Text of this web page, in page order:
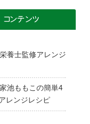
コンテンツ
養士監修アレンジ
池ももこの簡単4
レンジレシピ